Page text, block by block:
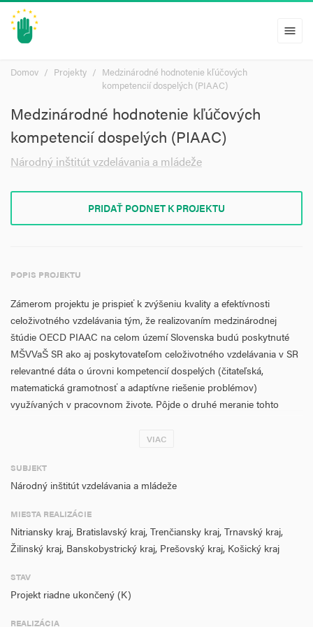
menu
Domov Projekty
Medzinárodné hodnotenie kľúčových
kompetencií dospelých (PIAAC)
Medzinárodné hodnotenie kľúčových
kompetencií dospelých (PIAAC)
Národný inštitút vzdelávania a mládeže
PRIDAŤ PODNET K PROJEKTU
POPIS PROJEKTU
Zámerom projektu je prispieť k zvýšeniu kvality a efektívnosti
celoživotného vzdelávania tým, že realizovaním medzinárodnej
štúdie OECD PIAAC na celom území Slovenska budú poskytnuté
MŠVVaŠ SR ako aj poskytovateľom celoživotného vzdelávania v SR
relevantné dáta o úrovni kompetencií dospelých (čitateľská,
matematická gramotnosť a adaptívne riešenie problémov)
využívaných v pracovnom živote. Pôjde o druhé meranie tohto
meraním. Ďalším cieľom je prepojiť dáta z 1. cyklu PIAAC s dátami
kompetencií (čitateľská, matematická gramotnosť, (adaptívne)
riešenie problémov u mladých ľudí (PISA 15 rokov) a dospelých ľudí
úrovne kognitívnych kompetencií ako aj z hľadiska uplatnenia sa
mladých ľudí a dospelých na pracovnom trhu (PIAAC – PISA).
V projekte bude ďalej využitá slovenská verzia elektronických testov
PIAAC on-line pre kompetencie dospelých umožňujúca porovnanie
aktuálneho stavu kompetencií so zisteniami v 1. cykle PIAAC.
pedagogických zamestnancov, v roku 2018 prepojíme štúdie TALIS
VIAC
SUBJEKT
Národný inštitút vzdelávania a mládeže
MIESTA REALIZÁCIE
Nitriansky kraj, Bratislavský kraj, Trenčiansky kraj, Trnavský kraj,
Žilinský kraj, Banskobystrický kraj, Prešovský kraj, Košický kraj
STAV
Projekt riadne ukončený (K)
REALIZÁCIA